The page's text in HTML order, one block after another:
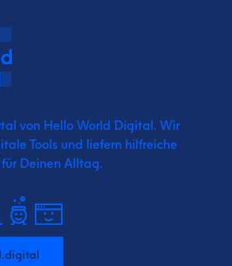
von Hello World Digital. Wir
Tools und liefern hilfreiche
Deinen Alltag.